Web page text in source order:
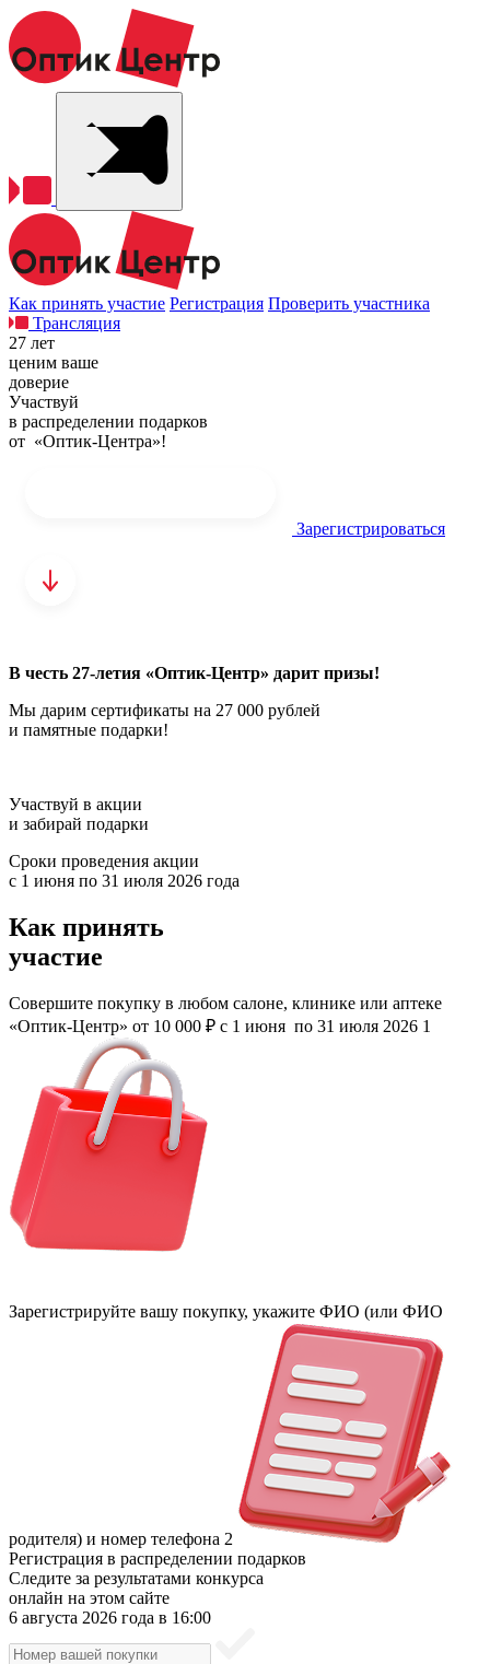
Как принять участие Регистрация Проверить участника
Трансляция
27 лет
ценим ваше
доверие
Участвуй
в распределении подарков
от «Оптик-Центра»!
Зарегистрироваться
В честь 27-летия «Оптик-Центр» дарит призы!
Мы дарим сертификаты на 27 000 рублей
и памятные подарки!
Участвуй в акции
и забирай подарки
Сроки проведения акции
с 1 июня по 31 июля 2026 года
Как принять
участие
Совершите покупку в любом салоне, клинике или аптеке
«Оптик-Центр» от 10 000 ₽ с 1 июня по 31 июля 2026 1
Зарегистрируйте вашу покупку, укажите ФИО (или ФИО
родителя) и номер телефона 2
Регистрация в распределении подарков
Следите за результатами конкурса
онлайн на этом сайте
6 августа 2026 года в 16:00